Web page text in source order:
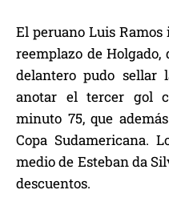
El peruano Luis
reemplazo de
delantero pudo sellar
anotar el tercer gol
minuto 75, que
Copa Sudamericana.
medio de Esteban da
descuentos.